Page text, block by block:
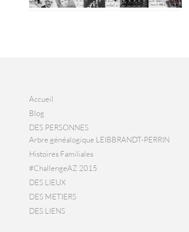
Accueil
Blog
DES PERSONNES
Arbre généalogique LEIBBRANDT-PERRIN
Histoires Familiales
#ChallengeAZ 2015
DES LIEUX
DES METIERS
DES LIENS